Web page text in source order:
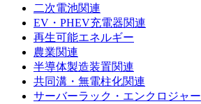
二次電池関連
EV・PHEV充電器関連
再生可能エネルギー
農業関連
半導体製造装置関連
共同溝・無電柱化関連
サーバーラック・エンクロジャー